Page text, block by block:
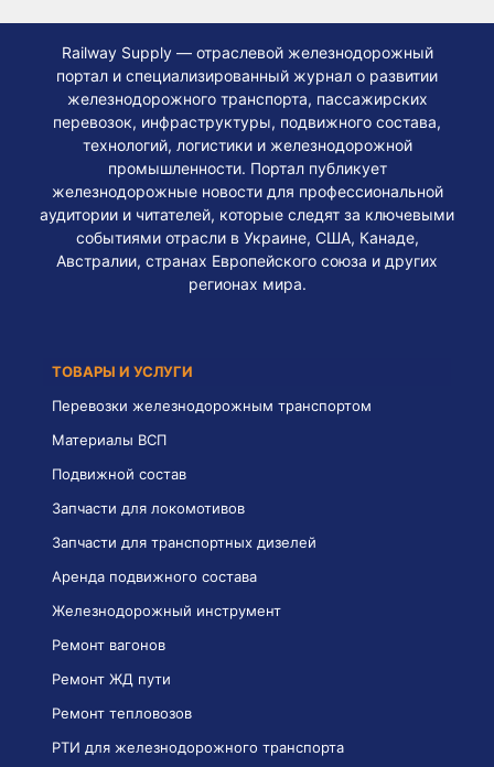
Railway Supply — отраслевой железнодорожный
портал и специализированный журнал о развитии
железнодорожного транспорта, пассажирских
перевозок, инфраструктуры, подвижного состава,
технологий, логистики и железнодорожной
промышленности. Портал публикует
железнодорожные новости для профессиональной
аудитории и читателей, которые следят за ключевыми
событиями отрасли в Украине, США, Канаде,
Австралии, странах Европейского союза и других
регионах мира.
ТОВАРЫ И УСЛУГИ
Перевозки железнодорожным транспортом
Материалы ВСП
Подвижной состав
Запчасти для локомотивов
Запчасти для транспортных дизелей
Аренда подвижного состава
Железнодорожный инструмент
Ремонт вагонов
Ремонт ЖД пути
Ремонт тепловозов
РТИ для железнодорожного транспорта